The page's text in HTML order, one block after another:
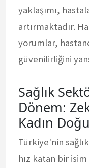
yaklaşımı,
artırmaktadır.
yorumlar,
güvenilirliğini
Sağlık
Dönem:
Kadın
Türkiye'nin
hız katan bir